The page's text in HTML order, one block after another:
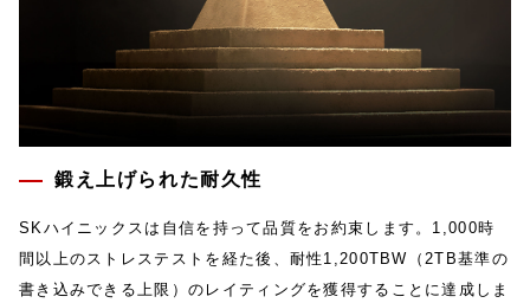
鍛え上げられた耐久性
SKハイニックスは⾃信を持って品質をお約束します。1,000時
間以上のストレステストを経た後、耐性1,200TBW（2TB基準の
書き込みできる上限）のレイティングを獲得することに達成しま